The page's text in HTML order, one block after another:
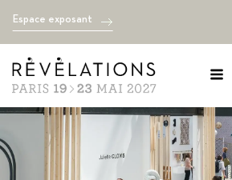
Espace exposant